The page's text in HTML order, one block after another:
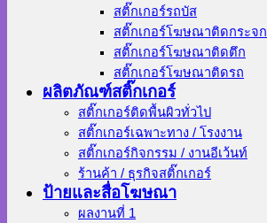
สติ๊กเกอร์รถบัส
สติ๊กเกอร์โฆษณาติดกระจก
สติ๊กเกอร์โฆษณาติดตึก
สติ๊กเกอร์โฆษณาติดรถ
ผลิตภัณฑ์สติ๊กเกอร์
สติ๊กเกอร์ติดพื้นผิวทั่วไป
สติ๊กเกอร์เฉพาะทาง / โรงงาน
สติ๊กเกอร์กิจกรรม / งานอีเว้นท์
ร้านค้า / ธุรกิจสติ๊กเกอร์
ป้ายและสื่อโฆษณา
ผลงานที่ 1